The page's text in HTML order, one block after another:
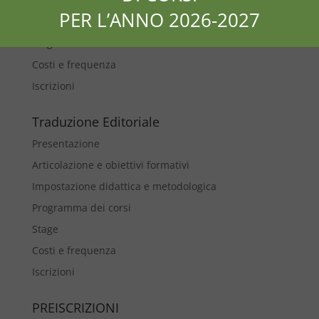
Programma
Costi e frequenza
Iscrizioni
Traduzione Editoriale
Presentazione
Articolazione e obiettivi formativi
Impostazione didattica e metodologica
Programma dei corsi
Stage
Costi e frequenza
Iscrizioni
PREISCRIZIONI
PER L’ANNO 2026-2027